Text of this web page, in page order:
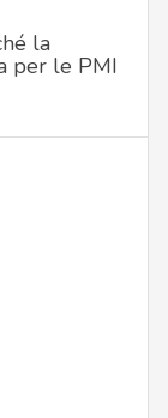
la
per le PMI